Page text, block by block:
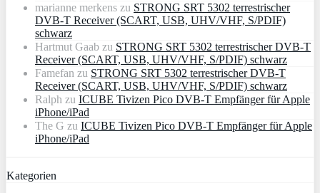
marianne merkens zu STRONG SRT 5302 terrestrischer
DVB-T Receiver (SCART, USB, UHV/VHF, S/PDIF)
schwarz
Hartmut Gaab zu STRONG SRT 5302 terrestrischer DVB-T
Receiver (SCART, USB, UHV/VHF, S/PDIF) schwarz
Famefan zu STRONG SRT 5302 terrestrischer DVB-T
Receiver (SCART, USB, UHV/VHF, S/PDIF) schwarz
Ralph zu ICUBE Tivizen Pico DVB-T Empfänger für Apple
iPhone/iPad
The G zu ICUBE Tivizen Pico DVB-T Empfänger für Apple
iPhone/iPad
Kategorien